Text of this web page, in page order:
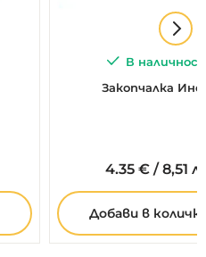
В
Закопчалка
4.35 € /8,51
Добави в